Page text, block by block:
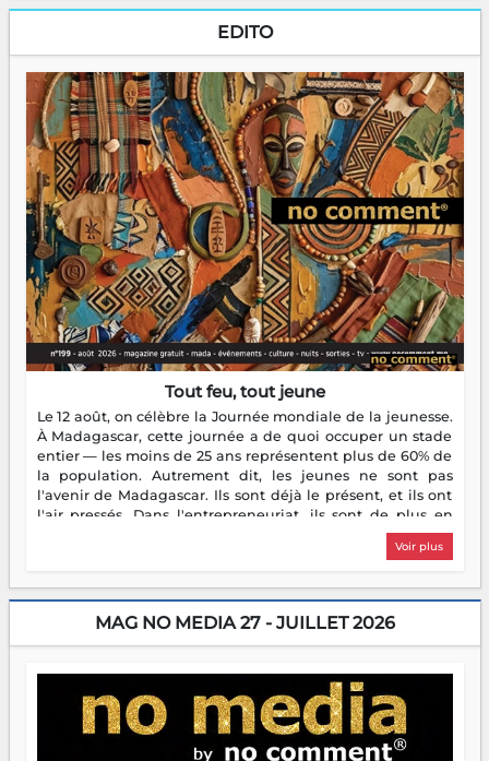
EDITO
Tout feu, tout jeune
Le 12 août, on célèbre la Journée mondiale de la jeunesse.
À Madagascar, cette journée a de quoi occuper un stade
entier — les moins de 25 ans représentent plus de 60% de
la population. Autrement dit, les jeunes ne sont pas
l'avenir de Madagascar. Ils sont déjà le présent, et ils ont
l'air pressés. Dans l'entrepreneuriat, ils sont de plus en
plus nombreux à se lancer, à créer, à risquer — souvent
sans filet, souvent sans aide, mais toujours avec cette
dorment vraiment la nuit. En culture, les nouvelles sont
encore meilleures. Aina Rasamoelina vient de décrocher le
Prix RFI Instrumental Afrique. Miangaly Elia rafle le Prix
jeunes qui tiennent la torche. Alors oui, on pourrait
s'arrêter là, applaudir et rentrer chez soi satisfait. Mais ce
serait passer à côté d'une chose essentielle. La fougue, ça
brûle fort — et parfois, ça brûle vite. Une flamme sans
direction peut éclairer autant qu'elle peut consumer. C'est
Voir plus
MAG NO MEDIA 27 - JUILLET 2026